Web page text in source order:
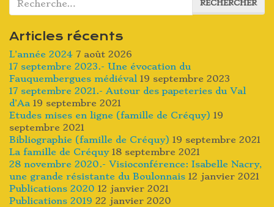
RECHERCHER
Articles récents
L’année 2024 7 août 2026
17 septembre 2023.- Une évocation du
Fauquembergues médiéval 19 septembre 2023
17 septembre 2021.- Autour des papeteries du Val
d’Aa 19 septembre 2021
Etudes mises en ligne (famille de Créquy) 19
septembre 2021
Bibliographie (famille de Créquy) 19 septembre 2021
La famille de Créquy 18 septembre 2021
28 novembre 2020.- Visioconférence: Isabelle Nacry,
une grande résistante du Boulonnais 12 janvier 2021
Publications 2020 12 janvier 2021
Publications 2019 22 janvier 2020